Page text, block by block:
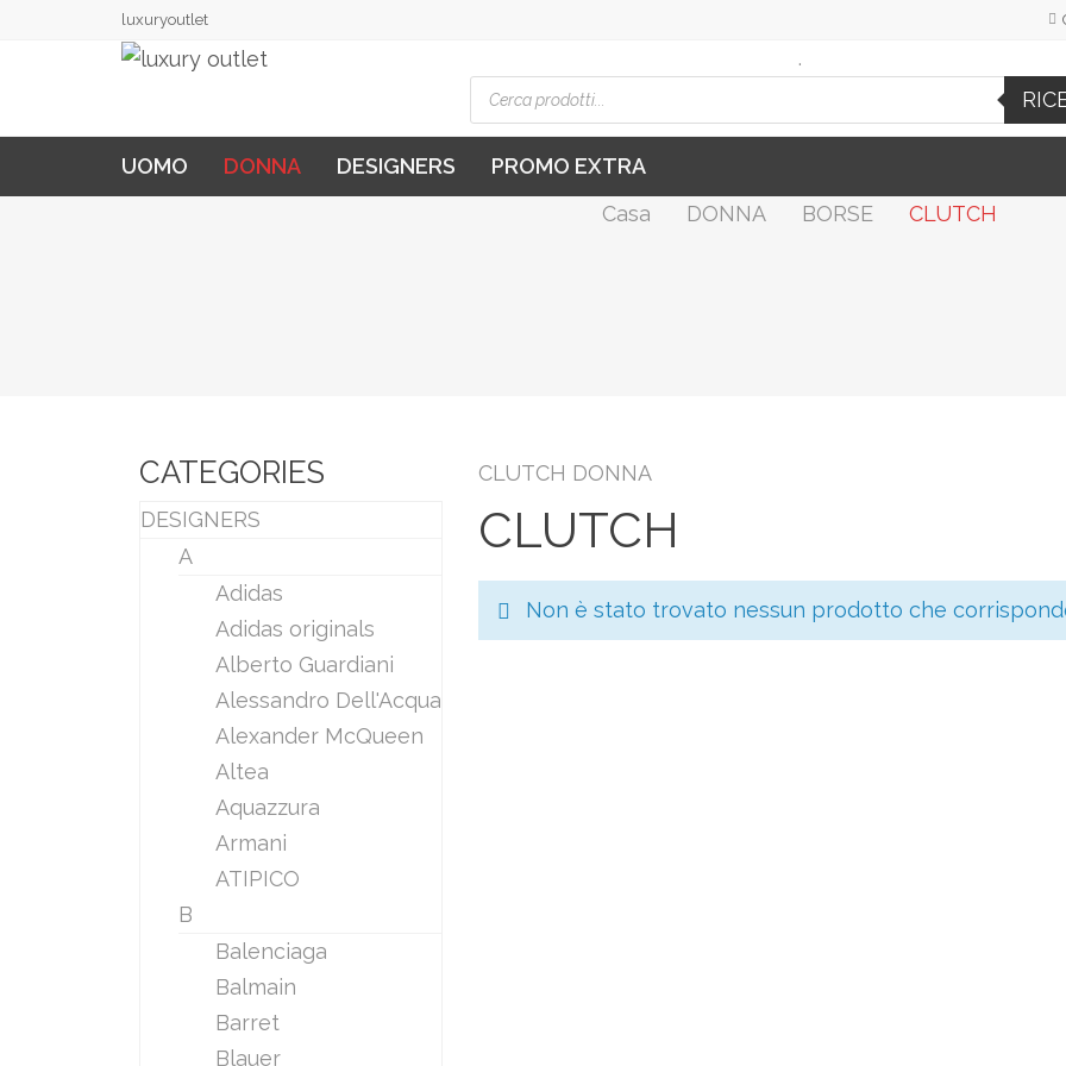
luxuryoutlet
.
Products
search
UOMO DONNA DESIGNERS PROMO EXTRA
Casa
DONNA BORSE CLUTCH
CATEGORIES
DESIGNERS
A
Adidas
Adidas originals
Alberto Guardiani
Alessandro Dell'Acqua
Alexander McQueen
Altea
Aquazzura
Armani
ATIPICO
B
Balenciaga
Balmain
Barret
Blauer
CLUTCH DONNA
CLUTCH
Non è stato trovato nessun prodotto che